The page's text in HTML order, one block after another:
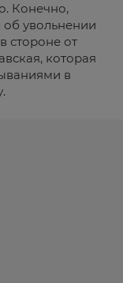
Конечно,
увольнении
стороне от
которая
в